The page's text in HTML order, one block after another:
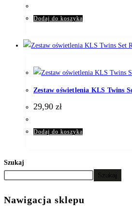
Dodaj do koszyka
Zestaw oświetlenia KLS Twins
29,90 zł
Dodaj do koszyka
Szukaj
Szukaj
Nawigacja sklepu